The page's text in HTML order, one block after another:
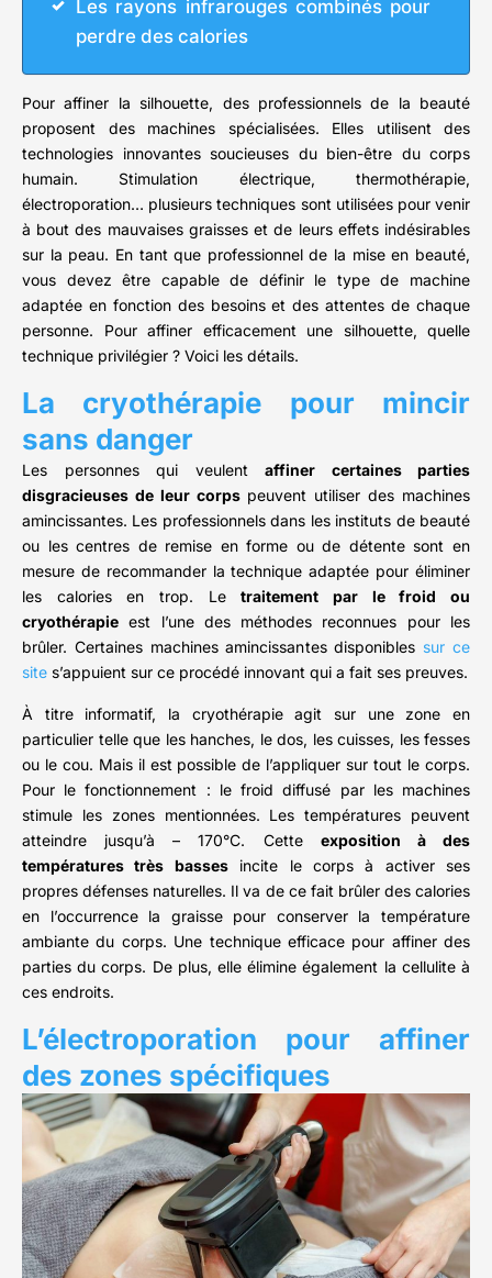
Les rayons infrarouges combinés pour
perdre des calories
Pour affiner la silhouette, des professionnels de la beauté
proposent des machines spécialisées. Elles utilisent des
technologies innovantes soucieuses du bien-être du corps
humain. Stimulation électrique, thermothérapie,
électroporation… plusieurs techniques sont utilisées pour venir
à bout des mauvaises graisses et de leurs effets indésirables
sur la peau. En tant que professionnel de la mise en beauté,
vous devez être capable de définir le type de machine
adaptée en fonction des besoins et des attentes de chaque
personne. Pour affiner efficacement une silhouette, quelle
technique privilégier ? Voici les détails.
La cryothérapie pour mincir
sans danger
Les personnes qui veulent affiner certaines parties
disgracieuses de leur corpspeuvent utiliser des machines
amincissantes. Les professionnels dans les instituts de beauté
ou les centres de remise en forme ou de détente sont en
mesure de recommander la technique adaptée pour éliminer
les calories en trop. Letraitement par le froid ou
cryothérapie est l’une des méthodes reconnues pour les
brûler. Certaines machines amincissantes disponibles sur ce
site s’appuient sur ce procédé innovant qui a fait ses preuves.
À titre informatif, la cryothérapie agit sur une zone en
particulier telle que les hanches, le dos, les cuisses, les fesses
ou le cou. Mais il est possible de l’appliquer sur tout le corps.
Pour le fonctionnement : le froid diffusé par les machines
stimule les zones mentionnées. Les températures peuvent
atteindre jusqu’à – 170°C. Cette exposition à des
températures très bassesincite le corps à activer ses
propres défenses naturelles. Il va de ce fait brûler des calories
en l’occurrence la graisse pour conserver la température
ambiante du corps. Une technique efficace pour affiner des
parties du corps. De plus, elle élimine également la cellulite à
ces endroits.
L’électroporation pour affiner
des zones spécifiques